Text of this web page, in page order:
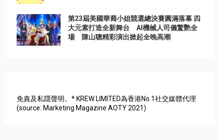
第23屆美國華裔小姐競選總決賽圓滿落幕 四
大元素打造全新舞台 AI機械人司儀驚艷全
場 陳山聰精彩演出掀起全晚高潮
免責及私隱聲明。* KREW LIMITED為香港No.1社交媒體代理
(source: Marketing Magazine AOTY 2021)